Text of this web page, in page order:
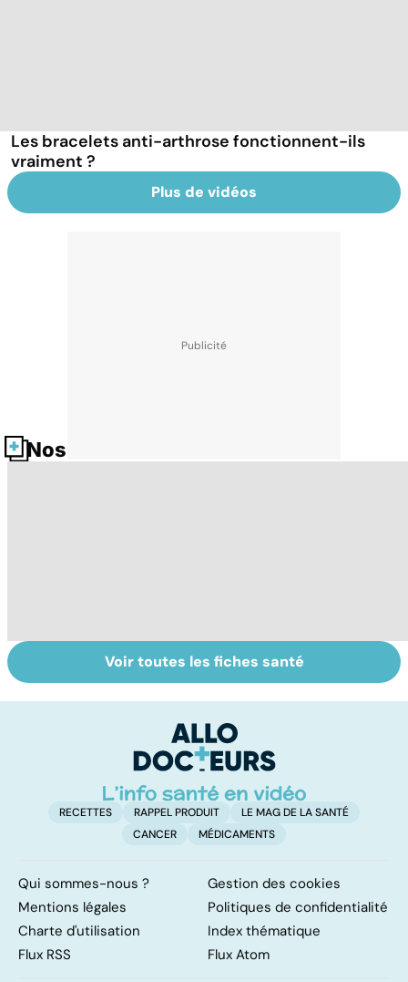
Les bracelets anti-arthrose fonctionnent-ils
vraiment ?
Plus de vidéos
Nos fiches santé
La tuberculose
pulmonaire
Tout savoir sur
les infections
Voir toutes les fiches santé
RECETTES RAPPEL PRODUIT
LE MAG DE LA SANTÉ
CANCER
MÉDICAMENTS
Qui sommes-nous ?
Gestion des cookies
Mentions légales
Politiques de confidentialité
Charte d'utilisation
Index thématique
Flux RSS
Flux Atom